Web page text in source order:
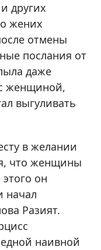
и других
жених
отмены
послания от
даже
женщиной,
выгуливать
в желании
что женщины
он
начал
Разият.
наивной